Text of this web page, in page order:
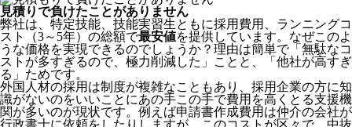
見積りで負けたことがありません
弊社は、特定技能、技能実習生ともに採用費用、ランニングコ
スト（3～5年）の総額で最安値を提供しています。なぜこのよ
うな価格を実現できるのでしょうか？理由は簡単で「無駄なコ
ストが多すぎるので、極力削減した」ことと、
「他社が高すぎ
る」 ためです。
外国人材の採用は制度が複雑なこともあり、採用企業の方に知
識がないのをいいことにあの手この手で費用を高くとる支援機
関が多いのが現状です。例えば申請書作成費用は仲介の会社が